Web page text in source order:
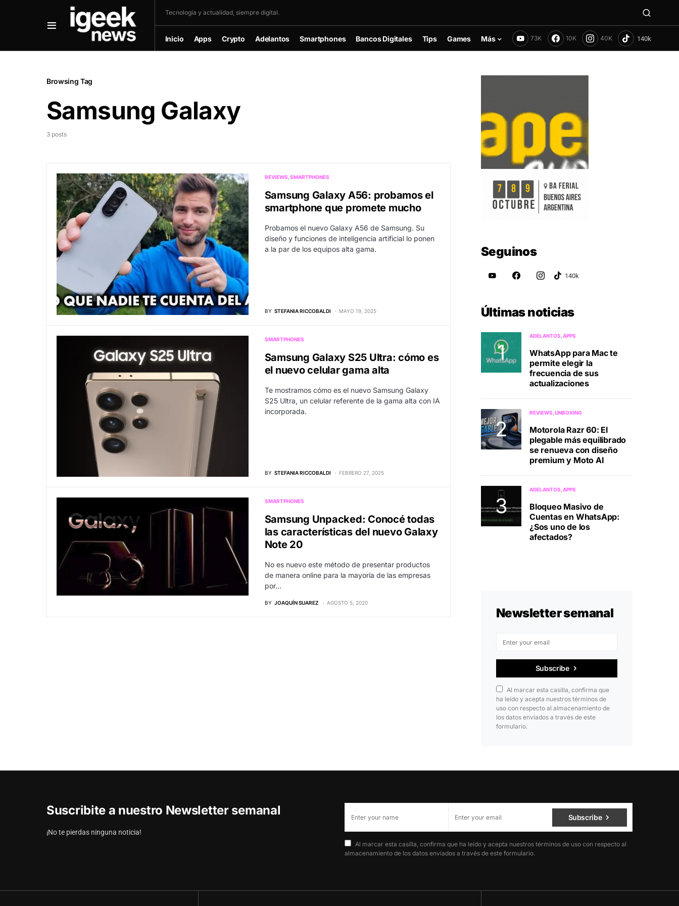
Tecnología y actualidad, siempre digital.
Inicio Apps Crypto Adelantos Smartphones Bancos Digitales Tips Games Más 73K 10K 40K
Browsing Tag
Samsung Galaxy
3 posts
REVIEWS SMARTPHONES
Samsung Galaxy A56: probamos el
smartphone que promete mucho
Probamos el nuevo Galaxy A56 de Samsung. Su
diseño y funciones de inteligencia artificial lo ponen
a la par de los equipos alta gama.
BY STEFANIA RICCOBALDI MAYO 19, 2025
SMARTPHONES
Samsung Galaxy S25 Ultra: cómo es
el nuevo celular gama alta
Te mostramos cómo es el nuevo Samsung Galaxy
S25 Ultra, un celular referente de la gama alta con IA
incorporada.
BY STEFANIA RICCOBALDI FEBRERO 27, 2025
SMARTPHONES
Samsung Unpacked: Conocé todas
las características del nuevo Galaxy
Note 20
No es nuevo este método de presentar productos
de manera online para la mayoría de las empresas
por…
BY JOAQUÍN SUAREZ AGOSTO 5, 2020
Seguinos
Últimas noticias
ADELANTOS APPS
WhatsApp para Mac te
permite elegir la
frecuencia de sus
actualizaciones
REVIEWS UNBOXING
Motorola Razr 60: El
plegable más equilibrado
se renueva con diseño
premium y Moto AI
ADELANTOS APPS
Bloqueo Masivo de
Cuentas en WhatsApp:
¿Sos uno de los
afectados?
Newsletter semanal
Subscribe
Al marcar esta casilla, confirma que
ha leído y acepta nuestros términos de
uso con respecto al almacenamiento de
los datos enviados a través de este
formulario.
Suscribite a nuestro Newsletter semanal
¡No te pierdas ninguna noticia!
Subscribe
Al marcar esta casilla, confirma que ha leído y acepta nuestros términos de uso con respecto al
almacenamiento de los datos enviados a través de este formulario.